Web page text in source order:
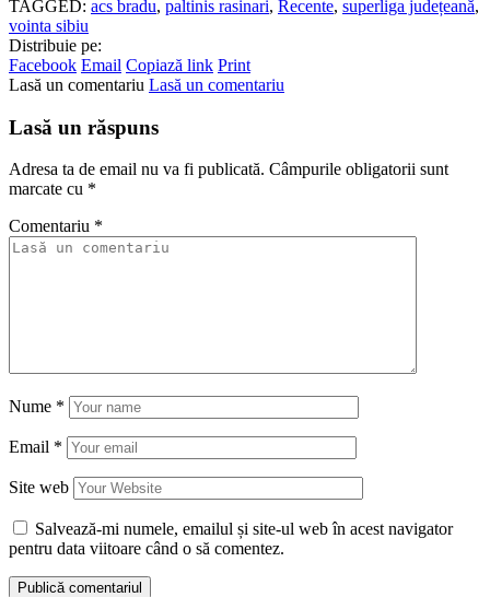
TAGGED: acs bradu, paltinis rasinari, Recente, superliga județeană,
vointa sibiu
Distribuie pe:
Facebook Email Copiază link Print
Lasă un comentariu Lasă un comentariu
Lasă un răspuns
Adresa ta de email nu va fi publicată. Câmpurile obligatorii sunt
marcate cu *
Comentariu *
Nume *
Email *
Site web
Salvează-mi numele, emailul și site-ul web în acest navigator
pentru data viitoare când o să comentez.